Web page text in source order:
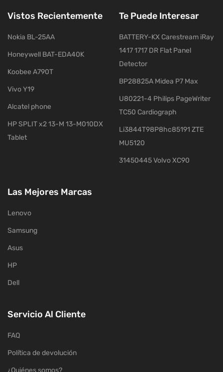
Vistos Recientemente
Nokia BL-25AA
Honeywell BAT-EDA40K
Koobee A790T
Vivo Y19
Alcatel phone
HP SPLIT x2 13-M 13-M010DX
Tablet
Te Puede Interesar
BATTERY-KX Carestream iRay
1417 1717 DR Flat Panel
Detector
BP28825A Midea P7 Max
U80221-4 Philips PageWriter
TC50 Cardiograph
Li3844T98P8hc85191 ZTE
MU5120
31450445 Volvo XC90
Las Mejores Marcas
Lenovo
Samsung
Asus
HP
Dell
Servicio Al Cliente
FAQ
Política de devolución
¿Quiénes somos?